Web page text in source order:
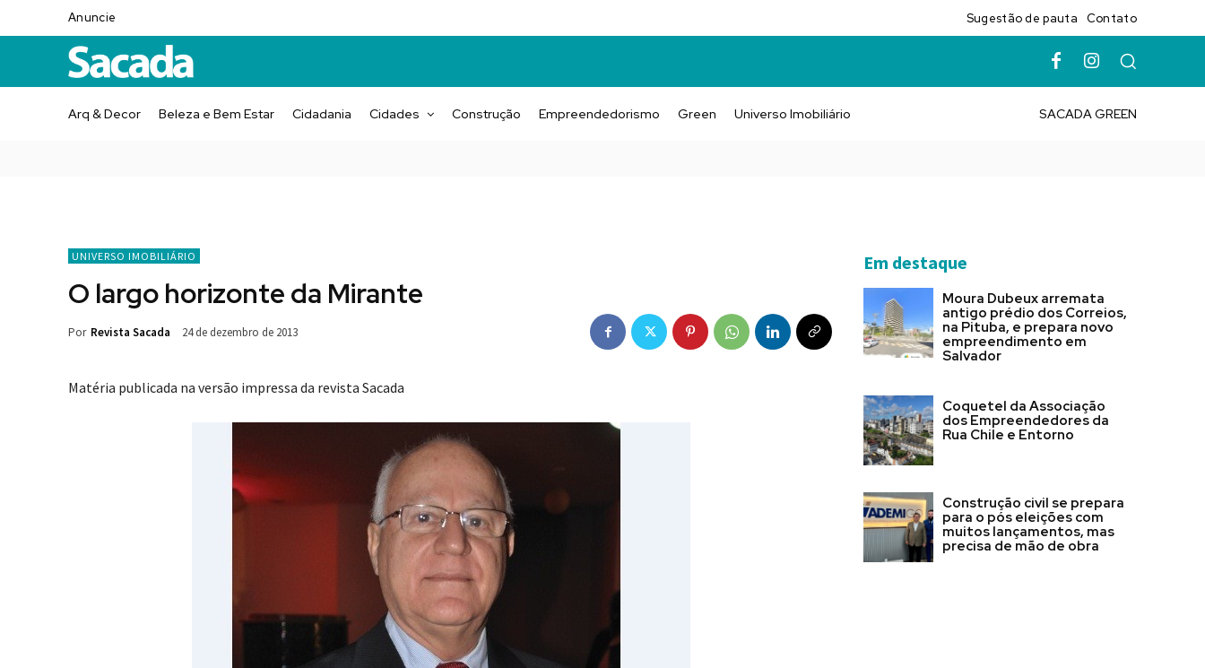
Anuncie Sugestão de pauta Contato
Arq & Decor Beleza e Bem Estar Cidadania Cidades Construção Empreendedorismo Green Universo Imobiliário SACADA GREEN
UNIVERSO IMOBILIÁRIO
O largo horizonte da Mirante
Por Revista Sacada 24 de dezembro de 2013
Matéria publicada na versão impressa da revista Sacada
Em destaque
Moura Dubeux arremata
antigo prédio dos Correios,
na Pituba, e prepara novo
empreendimento em
Salvador
Coquetel da Associação
dos Empreendedores da
Rua Chile e Entorno
Construção civil se prepara
para o pós eleições com
muitos lançamentos, mas
precisa de mão de obra